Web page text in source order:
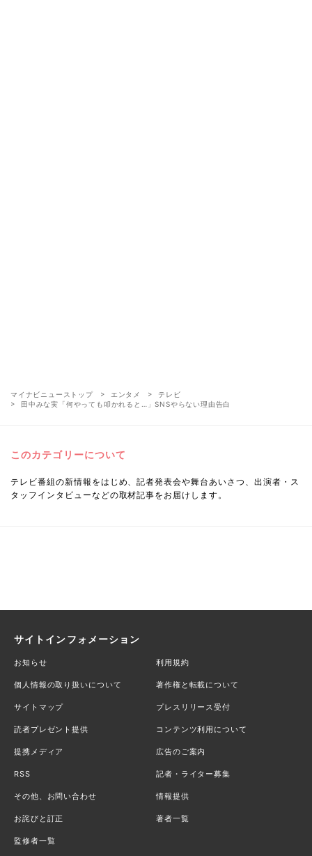
マイナビニューストップ エンタメ
テレビ
田中みな実「何やっても叩かれると…」SNSやらない理由告白
このカテゴリーについて
テレビ番組の新情報をはじめ、記者発表会や舞台あいさつ、出演者・ス
タッフインタビューなどの取材記事をお届けします。
サイトインフォメーション
お知らせ 利用規約
個人情報の取り扱いについて 著作権と転載について
サイトマップ プレスリリース受付
読者プレゼント提供 コンテンツ利用について
提携メディア 広告のご案内
RSS 記者・ライター募集
その他、お問い合わせ 情報提供
お詫びと訂正 著者一覧
監修者一覧